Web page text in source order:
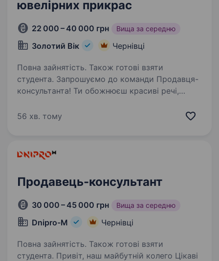
ювелірних прикрас
22 000 – 40 000 грн Вища за середню
Золотий Вік Чернівці
Повна зайнятість. Також готові взяти
студента. Запрошуємо до команди Продавця-
консультанта! Ти обожнюєш красиві речі,
щоб твоя робота мала блиск (буквально) —
56 хв. тому
Продавець-консультант
30 000 – 45 000 грн Вища за середню
Dnipro-M Чернівці
Повна зайнятість. Також готові взяти
студента. Привіт, наш майбутній колего Цікаві